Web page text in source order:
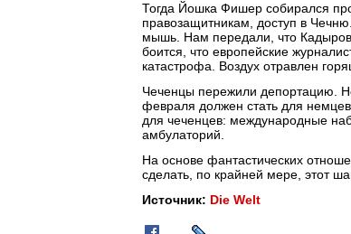
Тогда Йошка Фишер собирался
правозащитникам, доступ в
мышь. Нам передали, что Кадыров
боится, что европейские
катастрофа. Воздух отравлен
Чеченцы пережили депортацию.
февраля должен стать для
для чеченцев: международные
амбулаторий.
На основе фантастических
сделать, по крайней мере, этот
Источник: Die Welt